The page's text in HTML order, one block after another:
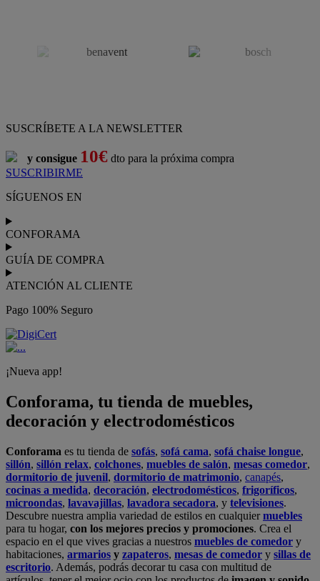
SUSCRÍBETE A LA NEWSLETTER
y consigue 10€ dto para la próxima compra
SUSCRIBIRME
SÍGUENOS EN
CONFORAMA
GUÍA DE COMPRA
ATENCIÓN AL CLIENTE
Pago 100% Seguro
¡Nueva app!
Conforama, tu tienda de muebles,
decoración y electrodomésticos
Conforama es tu tienda de sofás, sofá cama, sofá chaise longue,
sillón, sillón relax, colchones, muebles de salón, mesas comedor,
dormitorio de juvenil, dormitorio de matrimonio, canapés,
cocinas a medida, decoración, electrodomésticos, frigoríficos,
microondas, lavavajillas, lavadora secadora, y televisiones.
Descubre nuestra amplia variedad de estilos en cualquiermuebles
para tu hogar, con los mejores precios y promociones. Crea el
espacio en el que vives gracias a nuestros muebles de comedor y
habitaciones, armarios y zapateros, mesas de comedor y sillas de
escritorio. Además, podrás decorar tu casa con multitud de